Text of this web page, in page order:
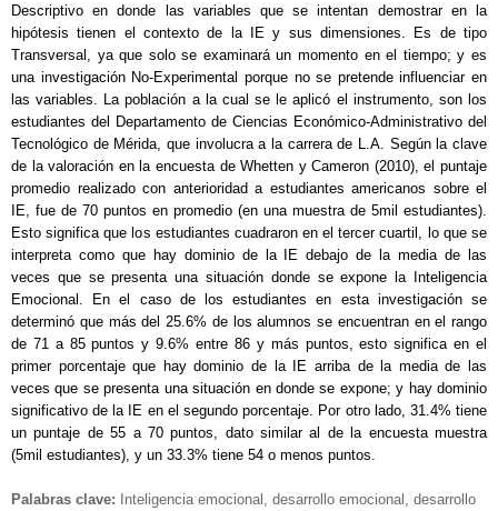
Descriptivo en donde las variables que se intentan demostrar en la
hipótesis tienen el contexto de la IE y sus dimensiones. Es de tipo
Transversal, ya que solo se examinará un momento en el tiempo; y es
una investigación No-Experimental porque no se pretende influenciar en
las variables. La población a la cual se le aplicó el instrumento, son los
estudiantes del Departamento de Ciencias Económico-Administrativo del
Tecnológico de Mérida, que involucra a la carrera de L.A. Según la clave
de la valoración en la encuesta de Whetten y Cameron (2010), el puntaje
promedio realizado con anterioridad a estudiantes americanos sobre el
IE, fue de 70 puntos en promedio (en una muestra de 5mil estudiantes).
Esto significa que los estudiantes cuadraron en el tercer cuartil, lo que se
interpreta como que hay dominio de la IE debajo de la media de las
veces que se presenta una situación donde se expone la Inteligencia
Emocional. En el caso de los estudiantes en esta investigación se
determinó que más del 25.6% de los alumnos se encuentran en el rango
de 71 a 85 puntos y 9.6% entre 86 y más puntos, esto significa en el
primer porcentaje que hay dominio de la IE arriba de la media de las
veces que se presenta una situación en donde se expone; y hay dominio
significativo de la IE en el segundo porcentaje. Por otro lado, 31.4% tiene
un puntaje de 55 a 70 puntos, dato similar al de la encuesta muestra
(5mil estudiantes), y un 33.3% tiene 54 o menos puntos.
Palabras clave: Inteligencia emocional, desarrollo emocional, desarrollo